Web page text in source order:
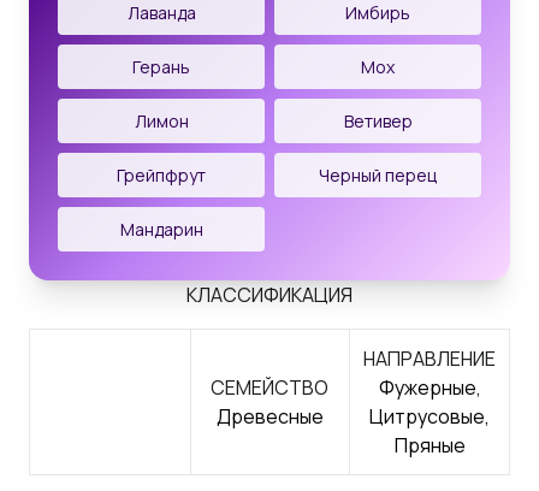
Лаванда Имбирь
Герань Мох
Лимон Ветивер
Грейпфрут Черный перец
Мандарин
КЛАССИФИКАЦИЯ
СЕМЕЙСТВО
Древесные
НАПРАВЛЕНИЕ
Фужерные,
Цитрусовые,
Пряные